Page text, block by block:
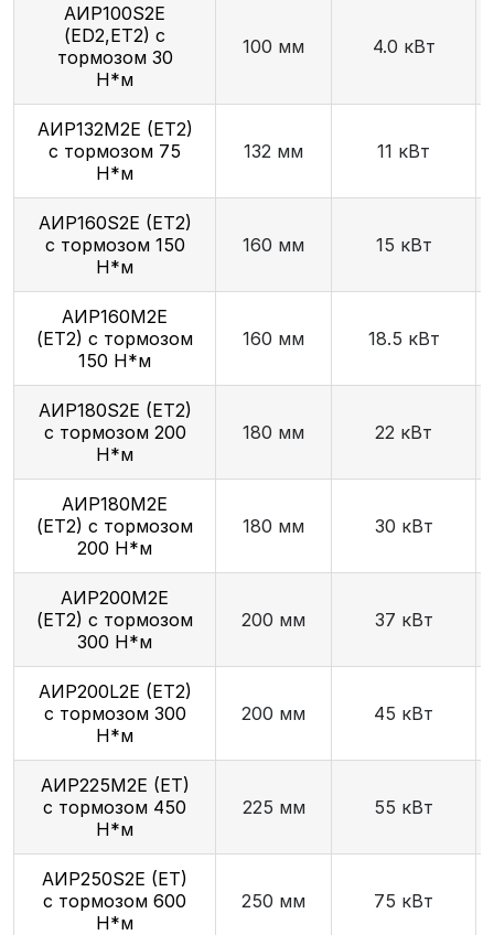
АИР100S2E
(ED2,ET2) с
тормозом 30
Н*м
100 мм 4.0 кВт
АИР132М2E (ET2)
с тормозом 75
Н*м
132 мм 11 кВт
АИР160S2E (ET2)
с тормозом 150
Н*м
160 мм 15 кВт
АИР160М2E
(ET2) с тормозом
150 Н*м
160 мм 18.5 кВт
АИР180S2E (ET2)
с тормозом 200
Н*м
180 мм 22 кВт
АИР180М2E
(ET2) с тормозом
200 Н*м
180 мм 30 кВт
АИР200М2E
(ET2) с тормозом
300 Н*м
200 мм 37 кВт
АИР200L2E (ET2)
с тормозом 300
Н*м
200 мм 45 кВт
АИР225М2E (ET)
с тормозом 450
Н*м
225 мм 55 кВт
АИР250S2E (ET)
с тормозом 600
Н*м
250 мм 75 кВт